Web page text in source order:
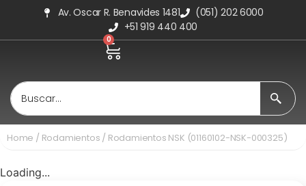
Av. Oscar R. Benavides 1481
(051) 202 6000
+51 919 440 400
0
Home / Rodamientos / Rodamientos NSK (01160102-NSK-000325)
Loading...